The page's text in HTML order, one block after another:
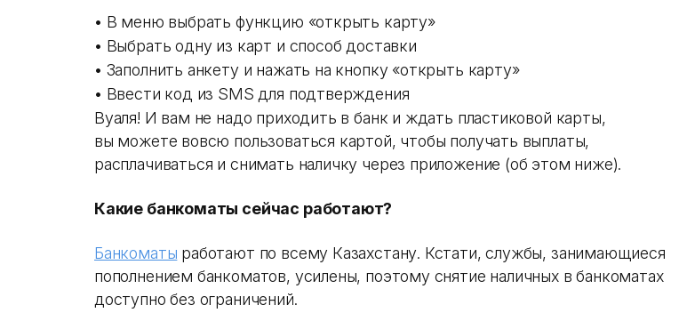
• В меню выбрать функцию «открыть карту»
• Выбрать одну из карт и способ доставки
• Заполнить анкету и нажать на кнопку «открыть карту»
• Ввести код из SMS для подтверждения
Вуаля! И вам не надо приходить в банк и ждать пластиковой карты,
вы можете вовсю пользоваться картой, чтобы получать выплаты,
расплачиваться и снимать наличку через приложение (об этом ниже).
Какие банкоматы сейчас работают?
Банкоматы работают по всему Казахстану. Кстати, службы, занимающиеся
пополнением банкоматов, усилены, поэтому снятие наличных в банкоматах
доступно без ограничений.